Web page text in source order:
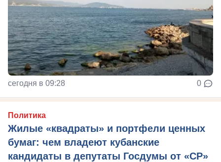
сегодня в 09:28 0
Политика
Жилые «квадраты» и портфели ценных
бумаг: чем владеют кубанские
кандидаты в депутаты Госдумы от «СР»